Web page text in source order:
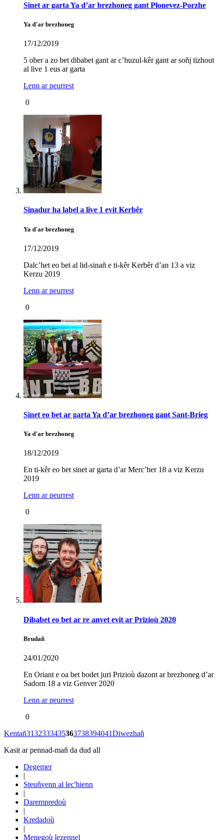
Sinet ar garta Ya d’ar brezhoneg gant Plonevez-Porzhe
Ya d'ar brezhoneg
17/12/2019
5 ober a zo bet dibabet gant ar c’huzul-kêr gant ar soñj tizhout
al live 1 eus ar garta
Lenn ar peurrest
0
Sinadur ha label a live 1 evit Kerbêr
Ya d'ar brezhoneg
17/12/2019
Dalc’het eo bet al lid-sinañ e ti-kêr Kerbêr d’an 13 a viz
Kerzu 2019
Lenn ar peurrest
0
Sinet eo bet ar garta Ya d’ar brezhoneg gant Sant-Brieg
Ya d'ar brezhoneg
18/12/2019
En ti-kêr eo bet sinet ar garta d’ar Merc’her 18 a viz Kerzu
2019
Lenn ar peurrest
0
Dibabet eo bet ar re anvet evit ar Prizioù 2020
Brudañ
24/01/2020
En Oriant e oa bet bodet juri Prizioù dazont ar brezhoneg d’ar
Sadorn 18 a viz Genver 2020
Lenn ar peurrest
0
Kentañ3132333435363738394041Diwezhañ
Kasit ar pennad-mañ da dud all
Degemer
|
Steuñvenn al lec'hienn
|
Darempredoù
|
Kredadoù
|
Menegoù lezennel